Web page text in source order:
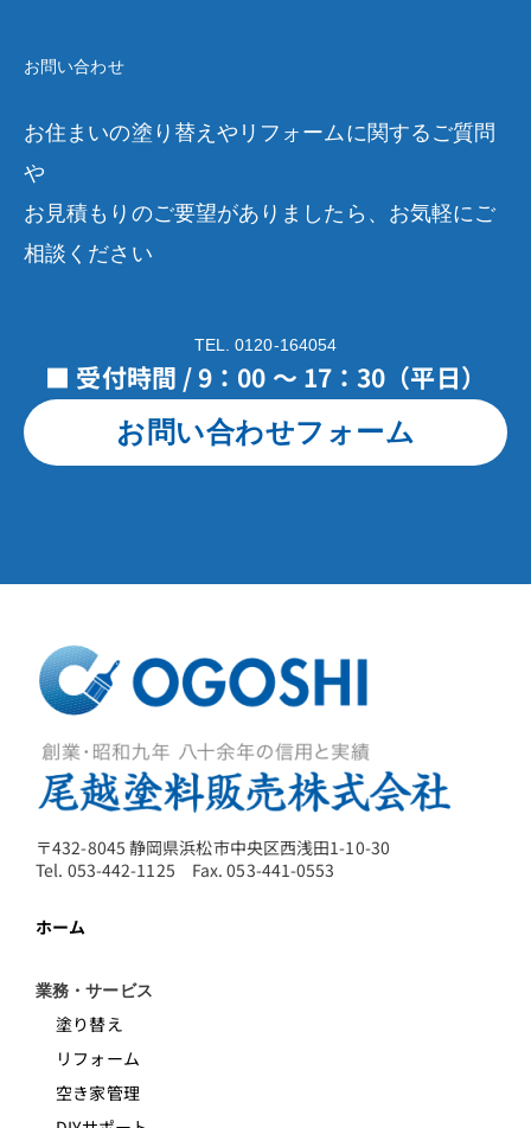
お問い合わせ
お住まいの塗り替えやリフォームに関するご質問
や
お見積もりのご要望がありましたら、お気軽にご
相談ください
TEL. 0120-164054
■ 受付時間 / 9：00 ～ 17：30（平日）
お問い合わせフォーム
〒432-8045 静岡県浜松市中央区西浅田1-10-30
Tel. 053-442-1125 Fax. 053-441-0553
ホーム
業務・サービス
塗り替え
リフォーム
空き家管理